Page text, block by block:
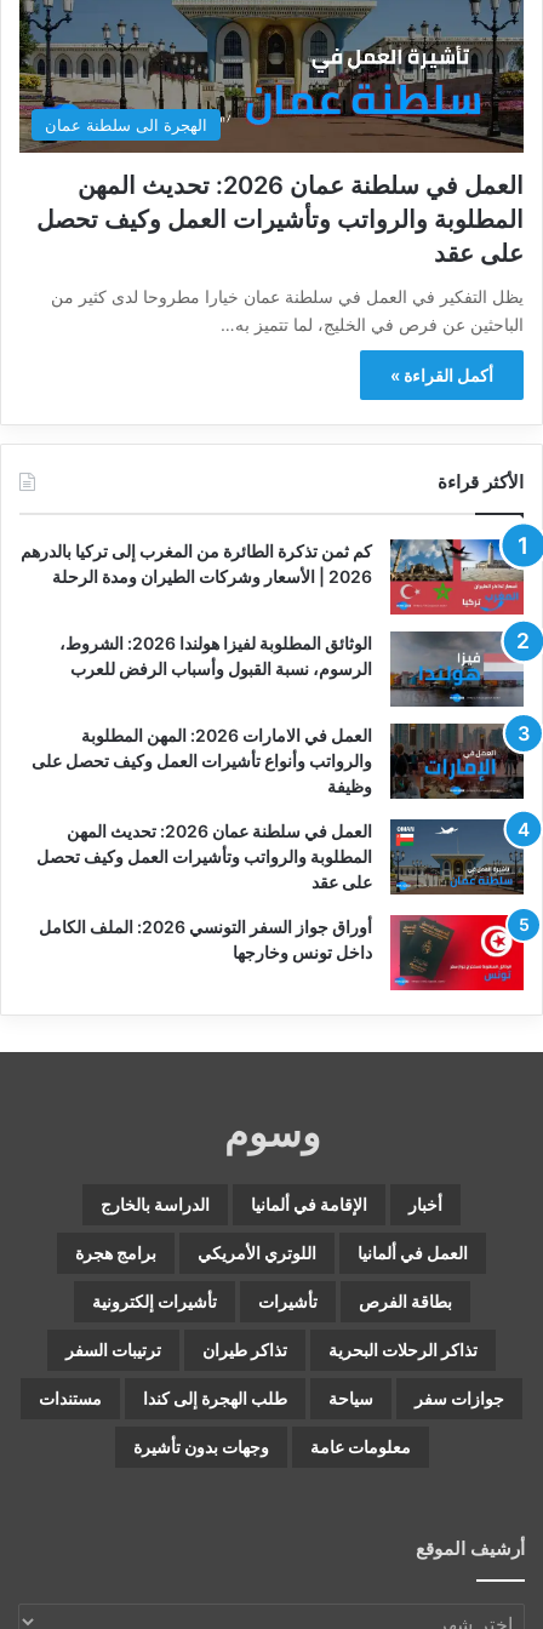
الهجرة الى سلطنة عمان
العمل في سلطنة عمان 2026: تحديث المهن
المطلوبة والرواتب وتأشيرات العمل وكيف تحصل
على عقد
يظل التفكير في العمل في سلطنة عمان خيارا مطروحا لدى كثير من
الباحثين عن فرص في الخليج، لما تتميز به…
أكمل القراءة »
الأكثر قراءة
كم ثمن تذكرة الطائرة من المغرب إلى تركيا بالدرهم
2026 | الأسعار وشركات الطيران ومدة الرحلة
الوثائق المطلوبة لفيزا هولندا 2026: الشروط،
الرسوم، نسبة القبول وأسباب الرفض للعرب
العمل في الامارات 2026: المهن المطلوبة
والرواتب وأنواع تأشيرات العمل وكيف تحصل على
وظيفة
العمل في سلطنة عمان 2026: تحديث المهن
المطلوبة والرواتب وتأشيرات العمل وكيف تحصل
على عقد
أوراق جواز السفر التونسي 2026: الملف الكامل
داخل تونس وخارجها
وسوم
أخبار الإقامة في ألمانيا الدراسة بالخارج
العمل في ألمانيا اللوتري الأمريكي برامج هجرة
بطاقة الفرص تأشيرات تأشيرات إلكترونية
تذاكر الرحلات البحرية تذاكر طيران ترتيبات السفر
جوازات سفر سياحة طلب الهجرة إلى كندا مستندات
معلومات عامة وجهات بدون تأشيرة
أرشيف الموقع
أرشيف